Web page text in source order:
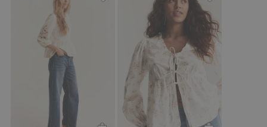
Bestickte Peplum-Bluse Newbie
Geblümte